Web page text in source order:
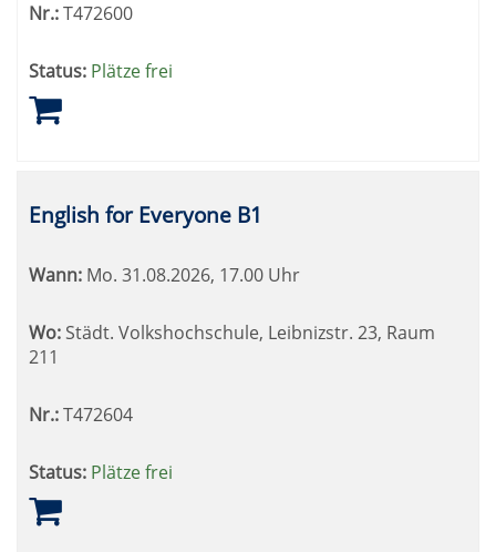
Nr.:T472600
Status: Plätze frei
English for Everyone B1
Wann: Mo. 31.08.2026, 17.00 Uhr
Wo: Städt. Volkshochschule, Leibnizstr. 23, Raum
211
Nr.:T472604
Status: Plätze frei